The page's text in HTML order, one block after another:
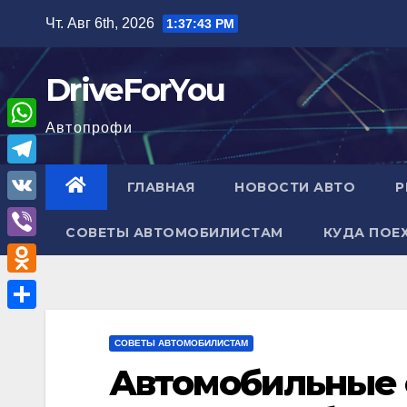
содержимому
Чт. Авг 6th, 2026 1:37:45 PM
DriveForYou
Автопрофи
ГЛАВНАЯ НОВОСТИ АВТО
СОВЕТЫ АВТОМОБИЛИСТАМ КУДА
СОВЕТЫ АВТОМОБИЛИСТАМ
Автомобильные
W
h
a
A
T
e
l
e
g
V
K
V
i
b
O